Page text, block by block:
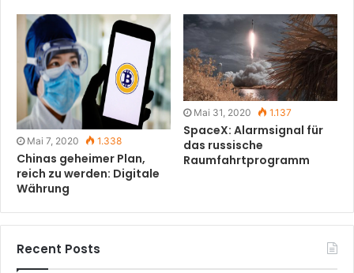
Mai 7, 2020 1.338
Chinas geheimer Plan,
reich zu werden: Digitale
Währung
Mai 31, 2020 1.137
SpaceX: Alarmsignal für
das russische
Raumfahrtprogramm
Recent Posts